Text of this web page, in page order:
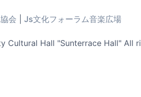
会 Js文化フォーラム音楽広場
Hall "Sunterrace Hall" All